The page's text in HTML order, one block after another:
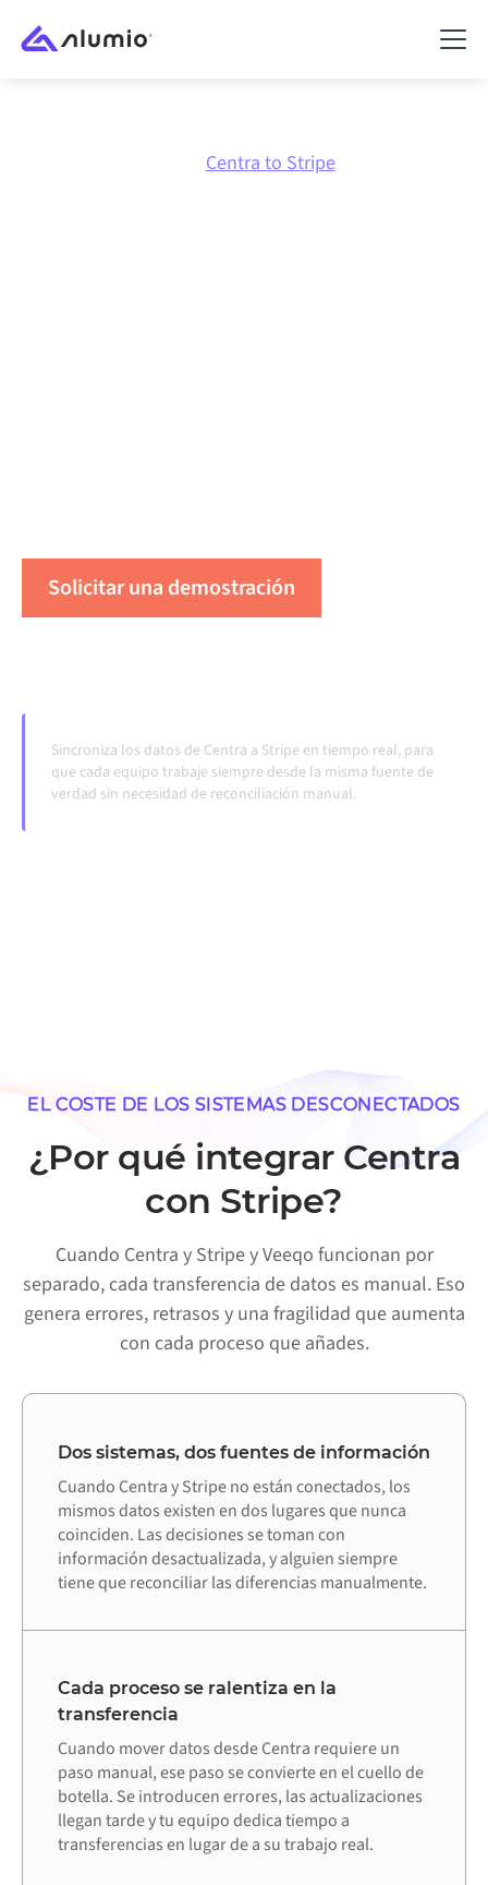
Centra to Stripe
Solicitar una demostración
Sincroniza los datos de Centra a Stripe en tiempo real, para
que cada equipo trabaje siempre desde la misma fuente de
verdad sin necesidad de reconciliación manual.
EL COSTE DE LOS SISTEMAS DESCONECTADOS
¿Por qué integrar Centra
con Stripe?
Cuando Centra y Stripe y Veeqo funcionan por
separado, cada transferencia de datos es manual. Eso
genera errores, retrasos y una fragilidad que aumenta
con cada proceso que añades.
Dos sistemas, dos fuentes de información
Cuando Centra y Stripe no están conectados, los
mismos datos existen en dos lugares que nunca
coinciden. Las decisiones se toman con
información desactualizada, y alguien siempre
tiene que reconciliar las diferencias manualmente.
Cada proceso se ralentiza en la
transferencia
Cuando mover datos desde Centra requiere un
paso manual, ese paso se convierte en el cuello de
botella. Se introducen errores, las actualizaciones
llegan tarde y tu equipo dedica tiempo a
transferencias en lugar de a su trabajo real.